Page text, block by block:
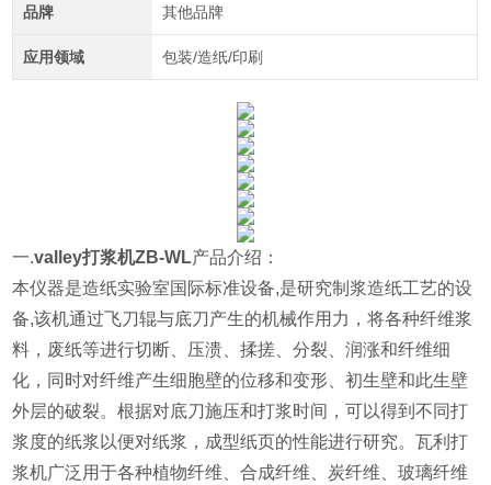
品牌 其他品牌
应用领域 包装/造纸/印刷
一.valley打浆机ZB-WL产品介绍：
本仪器是造纸实验室国际标准设备,是研究制浆造纸工艺的设
备,该机通过飞刀辊与底刀产生的机械作用力，将各种纤维浆
料，废纸等进行切断、压溃、揉搓、分裂、润涨和纤维细
化，同时对纤维产生细胞壁的位移和变形、初生壁和此生壁
外层的破裂。根据对底刀施压和打浆时间，可以得到不同打
浆度的纸浆以便对纸浆，成型纸页的性能进行研究。瓦利打
浆机广泛用于各种植物纤维、合成纤维、炭纤维、玻璃纤维